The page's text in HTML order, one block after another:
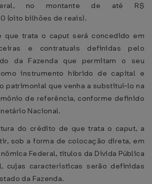
no montante de até R$
(oito bilhões de reais).
que trata o caput será concedido em
e contratuais definidas pelo
da Fazenda que permitam o seu
instrumento híbrido de capital e
patrimonial que venha a substituí-lo na
de referência, conforme definido
Nacional.
do crédito de que trata o caput, a
sob a forma de colocação direta, em
Federal, títulos da Dívida Pública
cujas características serão definidas
da Fazenda.